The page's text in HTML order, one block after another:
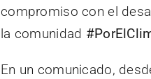
compromiso con el
la comunidad
En un comunicado,